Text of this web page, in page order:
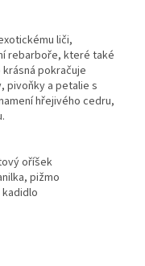
liči,
rebarboře, které také
pokračuje
pivoňky a petalie s
hřejivého cedru,
oříšek
pižmo